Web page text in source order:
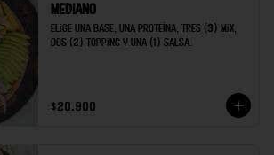
Mediano
Elige una base, una proteína, tres (3) mix,
dos (2) topping y una (1) salsa.
$20.900